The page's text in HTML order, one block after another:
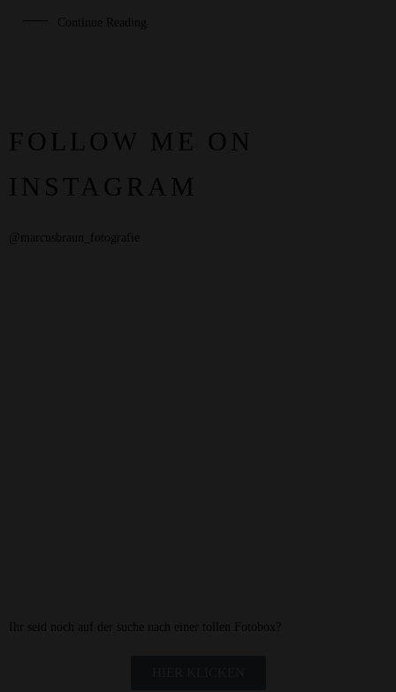
Continue Reading
FOLLOW ME ON
INSTAGRAM
@marcusbraun_fotografie
Ihr seid noch auf der suche nach einer tollen Fotobox?